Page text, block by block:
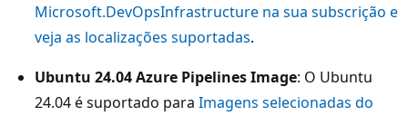
Microsoft.DevOpsInfrastructure na sua subscrição e
veja as localizações suportadas.
Ubuntu 24.04 Azure Pipelines Image: O Ubuntu
24.04 é suportado para Imagens selecionadas do